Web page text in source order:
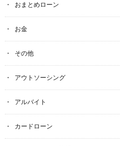
おまとめローン
お金
その他
アウトソーシング
アルバイト
カードローン